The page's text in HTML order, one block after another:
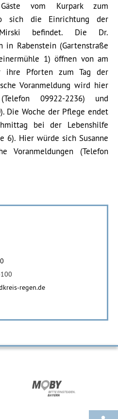
vom Kurpark zum
sich die Einrichtung der
Mirski befindet. Die Dr.
in Rabenstein (Gartenstraße
1) öffnen von am
ihre Pforten zum Tag der
Voranmeldung wird hier
09922-2236) und
Die Woche der Pflege endet
bei der Lebenshilfe
6). Hier würde sich Susanne
Voranmeldungen (Telefon
regen.de